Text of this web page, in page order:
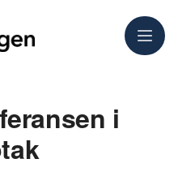
Meny
i